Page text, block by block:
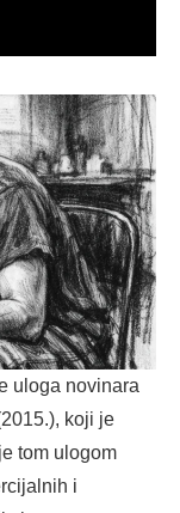
uloga novinara
koji je
tom ulogom
i